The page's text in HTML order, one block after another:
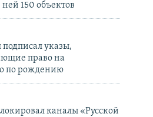
ней 150 объектов
указы,
право на
по рождению
каналы «Русской